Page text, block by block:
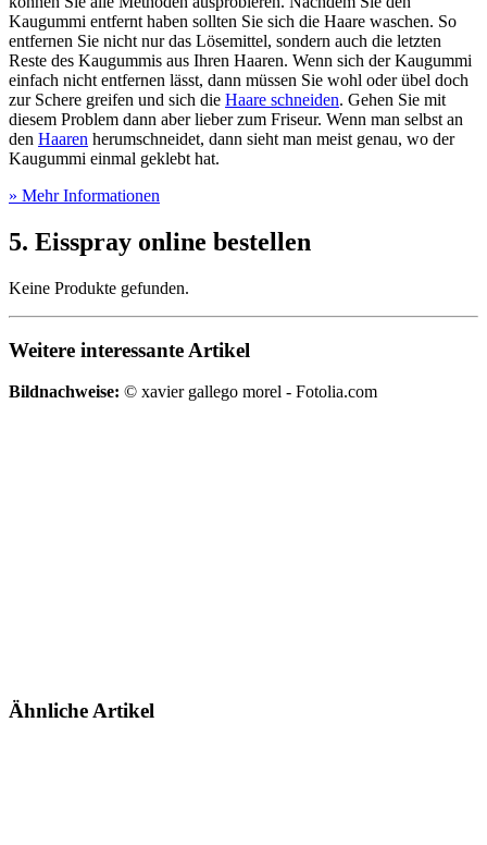
Kaugummi entfernt haben sollten Sie sich die Haare waschen. So
entfernen Sie nicht nur das Lösemittel, sondern auch die letzten
Reste des Kaugummis aus Ihren Haaren. Wenn sich der Kaugummi
einfach nicht entfernen lässt, dann müssen Sie wohl oder übel doch
zur Schere greifen und sich die Haare schneiden. Gehen Sie mit
diesem Problem dann aber lieber zum Friseur. Wenn man selbst an
den Haaren herumschneidet, dann sieht man meist genau, wo der
Kaugummi einmal geklebt hat.
» Mehr Informationen
5. Eisspray online bestellen
Keine Produkte gefunden.
Weitere interessante Artikel
Bildnachweise: © xavier gallego morel - Fotolia.com
Ähnliche Artikel